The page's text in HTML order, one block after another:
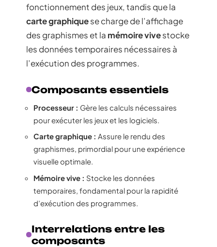
fonctionnement des jeux, tandis que la
carte graphiquese charge de l’affichage
des graphismes et la mémoire vivestocke
les données temporaires nécessaires à
l’exécution des programmes.
Composants essentiels
Processeur : Gère les calculs nécessaires
pour exécuter les jeux et les logiciels.
Carte graphique : Assure le rendu des
graphismes, primordial pour une expérience
visuelle optimale.
Mémoire vive : Stocke les données
temporaires, fondamental pour la rapidité
d’exécution des programmes.
Interrelations entre les
composants